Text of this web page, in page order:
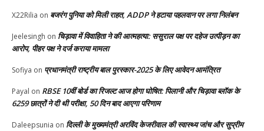
X22Rilia on बजरंग पुनिया को मिली राहत, ADDP ने हटाया पहलवान पर लगा निलंबन
Jeelesingh on चिड़ावा में विवाहिता ने की आत्महत्या: ससुराल पक्ष पर दहेज उत्पीड़न का
आरोप, पीहर पक्ष ने दर्ज कराया मामला
Sofiya on प्रधानमंत्री राष्ट्रीय बाल पुरस्कार-2025 के लिए आवेदन आमंत्रित
Payal on RBSE 10वीं बोर्ड का रिजल्ट आज होगा घोषित: पिलानी और चिड़ावा ब्लॉक के
6259 छात्रों ने दी थी परीक्षा, 50 दिन बाद आएगा परिणाम
Daleepsunia on दिल्ली के मुख्यमंत्री अरविंद केजरीवाल की स्वास्थ्य जांच और सुप्रीम